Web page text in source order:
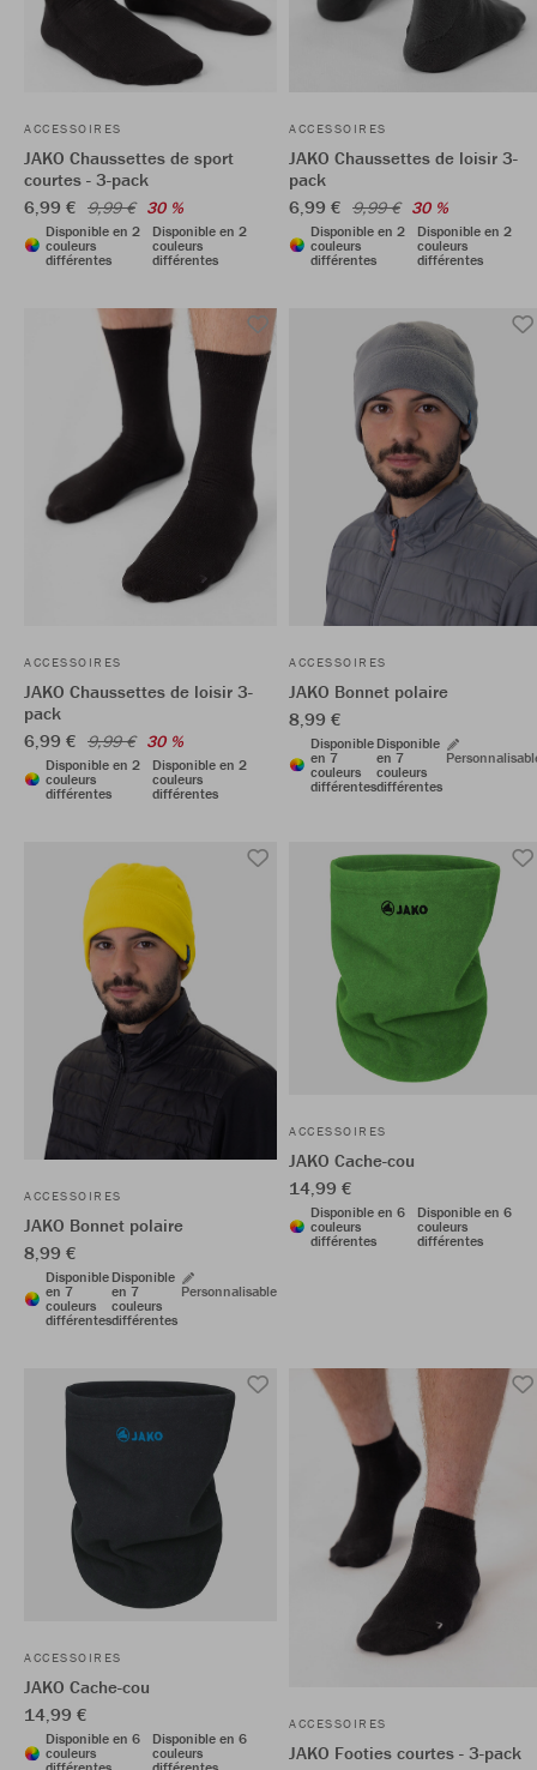
ACCESSOIRES
JAKO Chaussettes de sport
courtes - 3-pack
6,99 € 9,99 € 30 %
Disponible en 2
couleurs
différentes
Disponible en 2
couleurs
différentes
ACCESSOIRES
JAKO Chaussettes de loisir 3-
pack
6,99 € 9,99 € 30 %
Disponible en 2
couleurs
différentes
Disponible en 2
couleurs
différentes
ACCESSOIRES
JAKO Chaussettes de loisir 3-
pack
6,99 € 9,99 € 30 %
Disponible en 2
couleurs
différentes
Disponible en 2
couleurs
différentes
ACCESSOIRES
JAKO Bonnet polaire
8,99 €
Disponible
en 7
couleurs
différentes
Disponible
en 7
couleurs
différentes
ACCESSOIRES
JAKO Bonnet polaire
8,99 €
Disponible
en 7
couleurs
différentes
Disponible
en 7
couleurs
différentes
Personnalisable
ACCESSOIRES
JAKO Cache-cou
14,99 €
Disponible en 6
couleurs
différentes
Disponible en 6
couleurs
différentes
ACCESSOIRES
JAKO Cache-cou
14,99 €
Disponible en 6
couleurs
Disponible en 6
couleurs
ACCESSOIRES
JAKO Footies courtes - 3-pack